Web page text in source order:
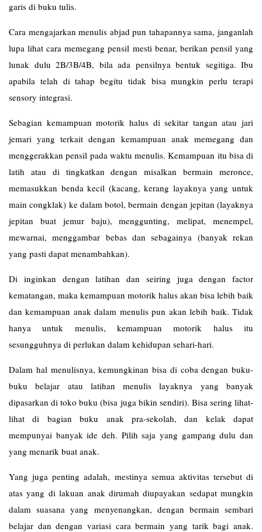
garis di buku tulis.
Cara mengajarkan menulis abjad pun tahapannya sama, janganlah
lupa lihat cara memegang pensil mesti benar, berikan pensil yang
lunak dulu 2B/3B/4B, bila ada pensilnya bentuk segitiga. Ibu
apabila telah di tahap begitu tidak bisa mungkin perlu terapi
sensory integrasi.
Sebagian kemampuan motorik halus di sekitar tangan atau jari
jemari yang terkait dengan kemampuan anak memegang dan
menggerakkan pensil pada waktu menulis. Kemampuan itu bisa di
latih atau di tingkatkan dengan misalkan bermain meronce,
memasukkan benda kecil (kacang, kerang layaknya yang untuk
main congklak) ke dalam botol, bermain dengan jepitan (layaknya
jepitan buat jemur baju), menggunting, melipat, menempel,
mewarnai, menggambar bebas dan sebagainya (banyak rekan
yang pasti dapat menambahkan).
Di inginkan dengan latihan dan seiring juga dengan factor
kematangan, maka kemampuan motorik halus akan bisa lebih baik
dan kemampuan anak dalam menulis pun akan lebih baik. Tidak
hanya untuk menulis, kemampuan motorik halus itu
sesungguhnya di perlukan dalam kehidupan sehari-hari.
Dalam hal menulisnya, kemungkinan bisa di coba dengan buku-
buku belajar atau latihan menulis layaknya yang banyak
dipasarkan di toko buku (bisa juga bikin sendiri). Bisa sering lihat-
lihat di bagian buku anak pra-sekolah, dan kelak dapat
mempunyai banyak ide deh. Pilih saja yang gampang dulu dan
yang menarik buat anak.
Yang juga penting adalah, mestinya semua aktivitas tersebut di
atas yang di lakuan anak dirumah diupayakan sedapat mungkin
dalam suasana yang menyenangkan, dengan bermain sembari
belajar dan dengan variasi cara bermain yang tarik bagi anak.